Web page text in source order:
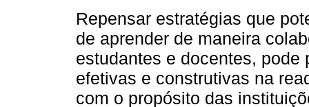
Repensar estratégias que
de aprender de maneira
estudantes e docentes,
efetivas e construtivas na
com o propósito das